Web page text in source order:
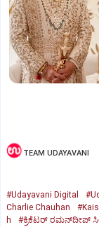
TEAM UDAYAVANI
#Udayavani Digital
Charlie Chauhan
h
#ಕ್ರಿಕೆಟರ್‌ ರಮನ್‌ದೀಪ್‌